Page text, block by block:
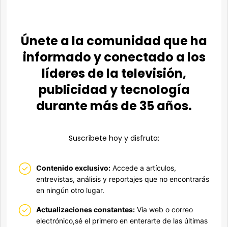
Únete a la comunidad que ha
informado y conectado a los
líderes de la televisión,
publicidad y tecnología
durante más de 35 años.
Suscríbete hoy y disfruta:
Contenido exclusivo: Accede a artículos,
entrevistas, análisis y reportajes que no encontrarás
en ningún otro lugar.
Actualizaciones constantes: Vía web o correo
electrónico,sé el primero en enterarte de las últimas